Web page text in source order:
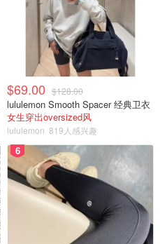
$69.00 $128.00
lululemon Smooth Spacer 经典卫衣
女生穿出oversized风
lululemon 819人感兴趣
6